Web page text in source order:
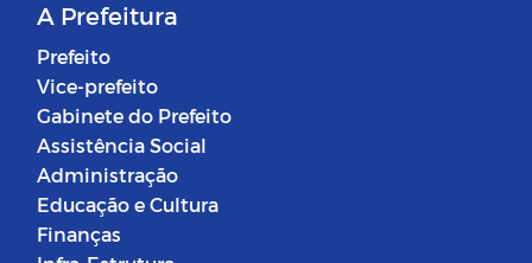
A Prefeitura
Prefeito
Vice-prefeito
Gabinete do Prefeito
Assistência Social
Administração
Educação e Cultura
Finanças